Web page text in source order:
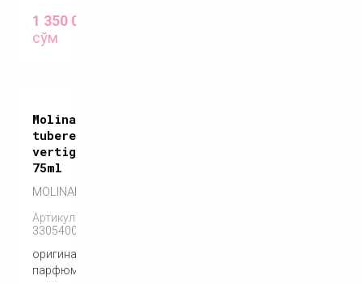
1 350 000
сўм
Molinard
tubereuse
vertigineuse
75ml
MOLINARD
Артикул:
3305400095029
оригинальный
парфюм